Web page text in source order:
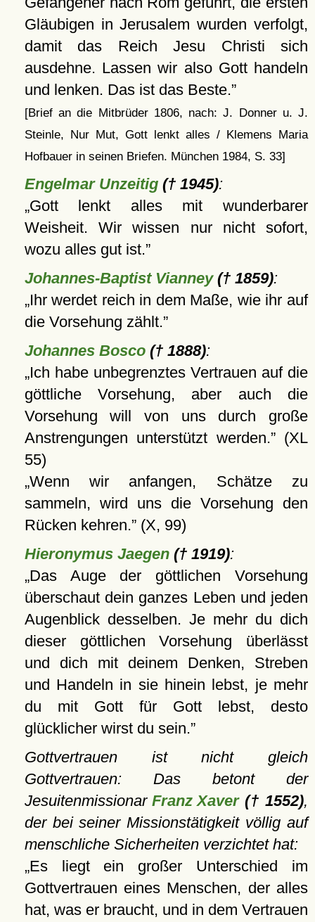
Gläubigen in Jerusalem wurden verfolgt,
damit das Reich Jesu Christi sich
ausdehne. Lassen wir also Gott handeln
und lenken. Das ist das Beste.
[Brief an die Mitbrüder 1806, nach: J. Donner u. J.
Steinle, Nur Mut, Gott lenkt alles / Klemens Maria
Hofbauer in seinen Briefen. München 1984, S. 33]
Engelmar Unzeitig(† 1945):
Gott lenkt alles mit wunderbarer
Weisheit. Wir wissen nur nicht sofort,
wozu alles gut ist.
Johannes-Baptist Vianney(† 1859):
Ihr werdet reich in dem Maße, wie ihr auf
die Vorsehung zählt.
Johannes Bosco(† 1888):
Ich habe unbegrenztes Vertrauen auf die
göttliche Vorsehung, aber auch die
Vorsehung will von uns durch große
Anstrengungen unterstützt werden. (XL
55)
Wenn wir anfangen, Schätze zu
sammeln, wird uns die Vorsehung den
Rücken kehren. (X, 99)
Hieronymus Jaegen(† 1919):
Das Auge der göttlichen Vorsehung
überschaut dein ganzes Leben und jeden
Augenblick desselben. Je mehr du dich
dieser göttlichen Vorsehung überlässt
und dich mit deinem Denken, Streben
und Handeln in sie hinein lebst, je mehr
du mit Gott für Gott lebst, desto
glücklicher wirst du sein.
Gottvertrauen ist nicht gleich
Gottvertrauen: Das betont der
JesuitenmissionarFranz Xaver(† 1552),
der bei seiner Missionstätigkeit völlig auf
menschliche Sicherheiten verzichtet hat:
Es liegt ein großer Unterschied im
Gottvertrauen eines Menschen, der alles
hat, was er braucht, und in dem Vertrauen